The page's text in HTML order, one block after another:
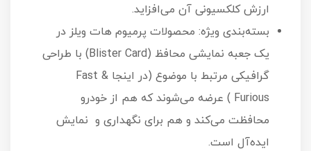
ارزش کلکسیونی آن می‌افزاید.
بسته‌بندی ویژه: محصولات پرمیوم هات ویلز در
یک جعبه نمایشی محافظ (Blister Card) با طراحی
گرافیکی مرتبط با موضوع (در اینجا Fast &
Furious) عرضه می‌شوند که هم از خودرو
محافظت می‌کند و هم برای نگهداری و نمایش
ایده‌آل است.